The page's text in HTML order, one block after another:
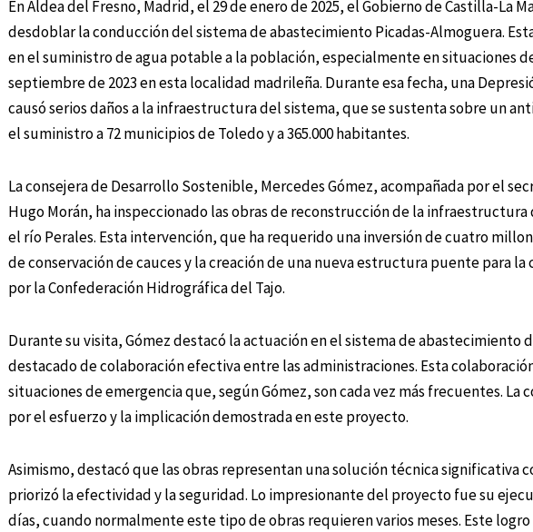
En Aldea del Fresno, Madrid, el 29 de enero de 2025, el Gobierno de Castilla-La
desdoblar la conducción del sistema de abastecimiento Picadas-Almoguera.
en el suministro de agua potable a la población, especialmente en situaciones
septiembre de 2023 en esta localidad madrileña. Durante esa fecha, una
causó serios daños a la infraestructura del sistema, que se sustenta sobre un
el suministro a 72 municipios de Toledo y a 365.000 habitantes.
La consejera de Desarrollo Sostenible, Mercedes Gómez, acompañada por el
Hugo Morán, ha inspeccionado las obras de reconstrucción de la
el río Perales. Esta intervención, que ha requerido una inversión de cuatro
de conservación de cauces y la creación de una nueva estructura puente para
por la Confederación Hidrográfica del Tajo.
Durante su visita, Gómez destacó la actuación en el sistema de abastecimiento
destacado de colaboración efectiva entre las administraciones. Esta
situaciones de emergencia que, según Gómez, son cada vez más frecuentes. La
por el esfuerzo y la implicación demostrada en este proyecto.
Asimismo, destacó que las obras representan una solución técnica significativa
priorizó la efectividad y la seguridad. Lo impresionante del proyecto fue su
días, cuando normalmente este tipo de obras requieren varios meses. Este